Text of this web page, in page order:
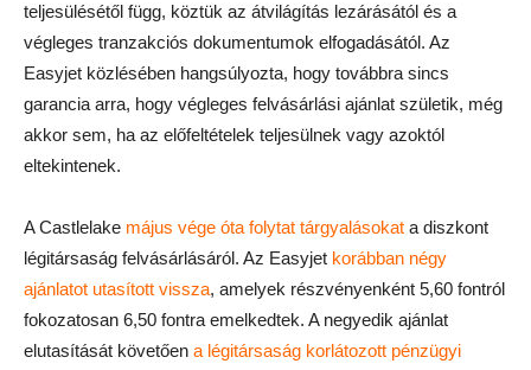
teljesülésétől függ, köztük az átvilágítás lezárásától és a
végleges tranzakciós dokumentumok elfogadásától. Az
Easyjet közlésében hangsúlyozta, hogy továbbra sincs
garancia arra, hogy végleges felvásárlási ajánlat születik, még
akkor sem, ha az előfeltételek teljesülnek vagy azoktól
eltekintenek.
A Castlelake május vége óta folytat tárgyalásokat a diszkont
légitársaság felvásárlásáról. Az Easyjet korábban négy
ajánlatot utasított vissza, amelyek részvényenként 5,60 fontról
fokozatosan 6,50 fontra emelkedtek. A negyedik ajánlat
elutasítását követően a légitársaság korlátozott pénzügyi